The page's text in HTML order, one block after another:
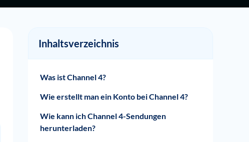
Inhaltsverzeichnis
Was ist Channel 4?
Wie erstellt man ein Konto bei Channel 4?
Wie kann ich Channel 4-Sendungen
herunterladen?